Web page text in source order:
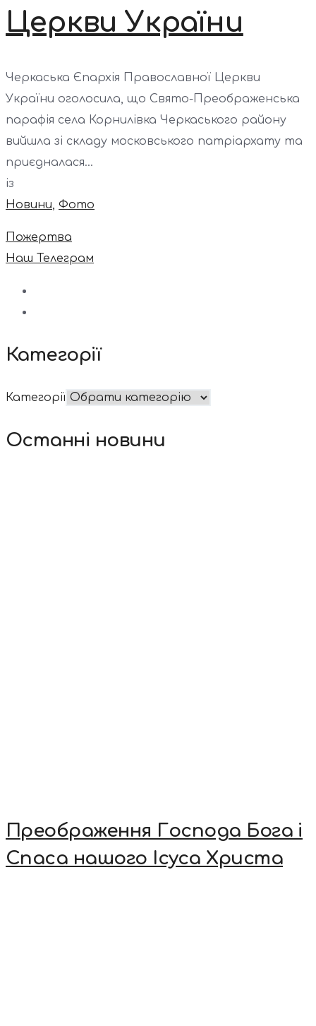
Церкви України
Черкаська Єпархія Православної Церкви
України оголосила, що Свято-Преображенська
парафія села Корнилівка Черкаського району
вийшла зі складу московського патріархату та
приєдналася...
із
Новини, Фото
Пожертва
Наш Телеграм
Категорії
Категорії
Останні новини
Преображення Господа Бога і
Спаса нашого Ісуса Христа